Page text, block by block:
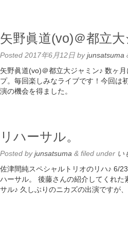
矢野眞道(vo)＠都立
Posted 2017年6月12日 byjunsatsuma
矢野眞道(vo)＠都立大ジャミン♪ 数ヶ
プ。毎回楽しみなライブです！今回は
演の機会を得ました。
リハーサル。
Posted byjunsatsuma & filed under い
佐津間純スペシャルトリオのリハ♪ 6/
ハーサル。 後藤さんの紹介してくれた
サル♪ 久しぶりのニカズの出演ですが